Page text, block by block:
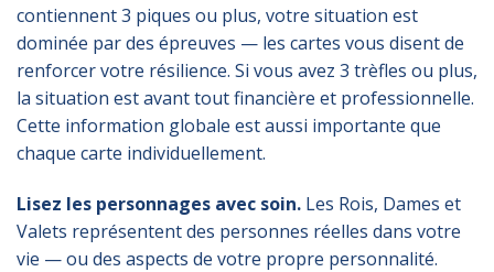
contiennent 3 piques ou plus, votre situation est
dominée par des épreuves — les cartes vous disent de
renforcer votre résilience. Si vous avez 3 trèfles ou plus,
la situation est avant tout financière et professionnelle.
Cette information globale est aussi importante que
chaque carte individuellement.
Lisez les personnages avec soin. Les Rois, Dames et
Valets représentent des personnes réelles dans votre
vie — ou des aspects de votre propre personnalité.